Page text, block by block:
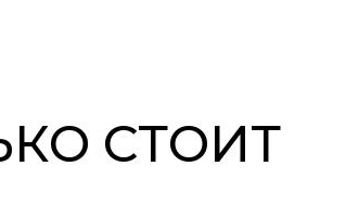
СТОИТ